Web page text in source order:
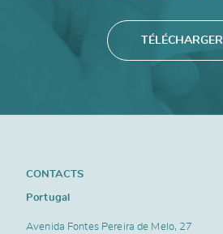
TÉLÉCHARGER
CONTACTS
Portugal
Avenida Fontes Pereira de Melo, 27